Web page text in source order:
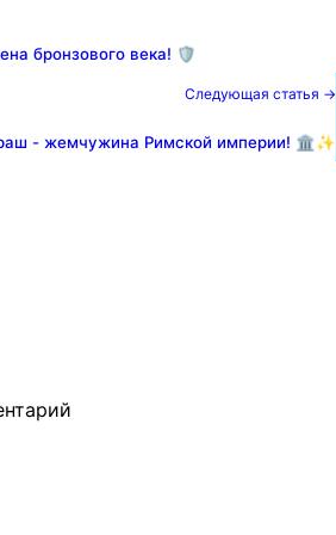
бронзового века! 🛡️
Следующая статья →
- жемчужина Римской империи! 🏛️✨